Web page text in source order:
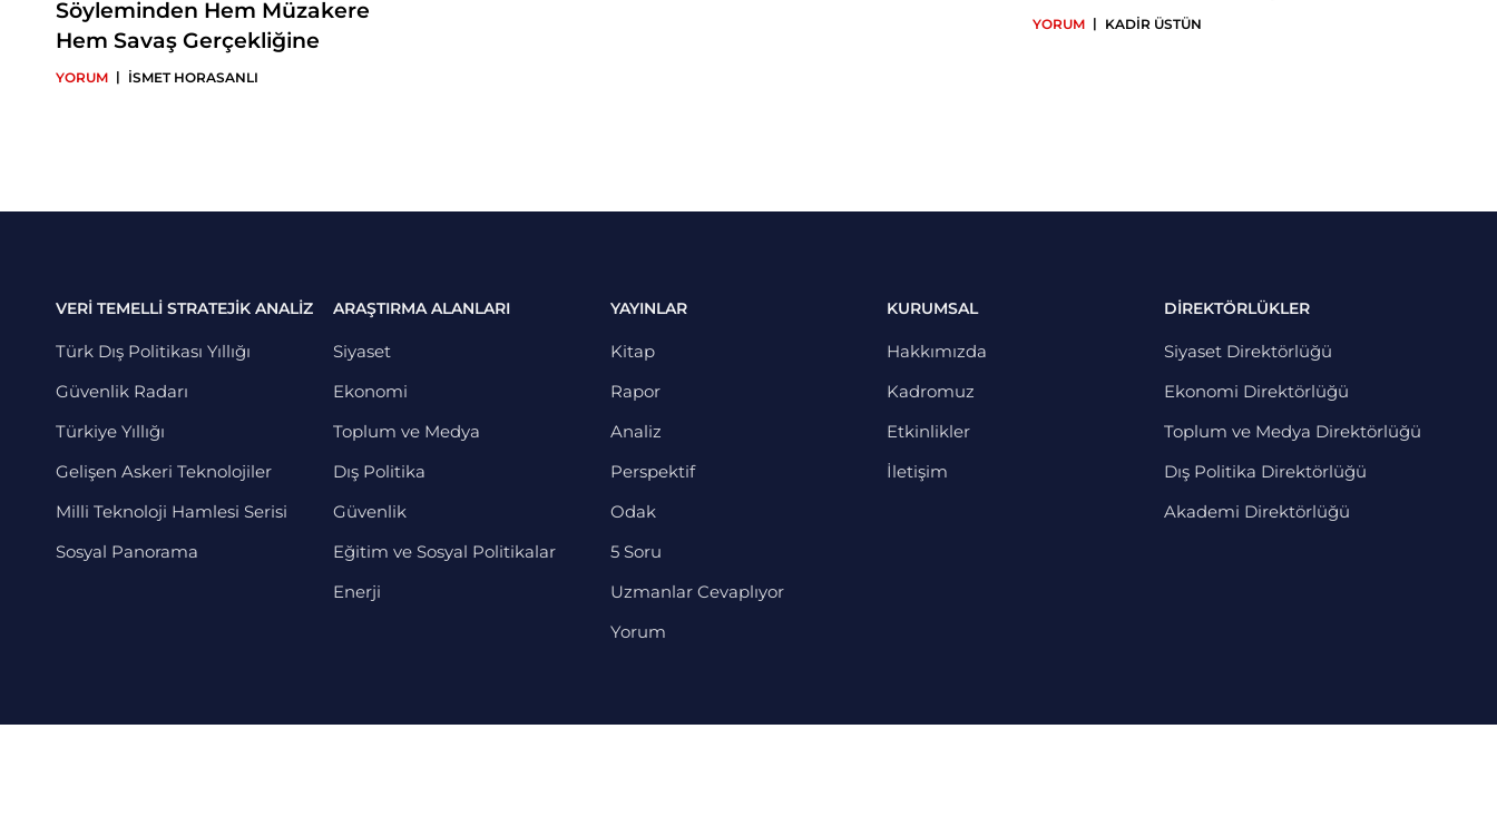
Söyleminden Hem Müzakere
Hem Savaş Gerçekliğine
YORUM | İSMET HORASANLI
YORUM | KADİR ÜSTÜN
VERİ TEMELLİ STRATEJİK ANALİZ
Türk Dış Politikası Yıllığı
Güvenlik Radarı
Türkiye Yıllığı
Gelişen Askeri Teknolojiler
Milli Teknoloji Hamlesi Serisi
Sosyal Panorama
ARAŞTIRMA ALANLARI
Siyaset
Ekonomi
Toplum ve Medya
Dış Politika
Güvenlik
Eğitim ve Sosyal Politikalar
Enerji
YAYINLAR
Kitap
Rapor
Analiz
Perspektif
Odak
5 Soru
Uzmanlar Cevaplıyor
Yorum
KURUMSAL
Hakkımızda
Kadromuz
Etkinlikler
İletişim
DİREKTÖRLÜKLER
Siyaset Direktörlüğü
Ekonomi Direktörlüğü
Toplum ve Medya Direktörlüğü
Dış Politika Direktörlüğü
Akademi Direktörlüğü